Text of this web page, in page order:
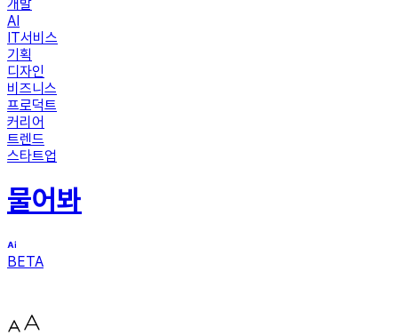
개발
AI
IT서비스
기획
디자인
비즈니스
프로덕트
커리어
트렌드
스타트업
물어봐
BETA